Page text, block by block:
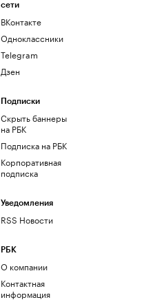
сети
ВКонтакте
Одноклассники
Telegram
Дзен
Подписки
Скрыть баннеры
на РБК
Подписка на РБК
Корпоративная
подписка
Уведомления
RSS Новости
РБК
О компании
Контактная
информация